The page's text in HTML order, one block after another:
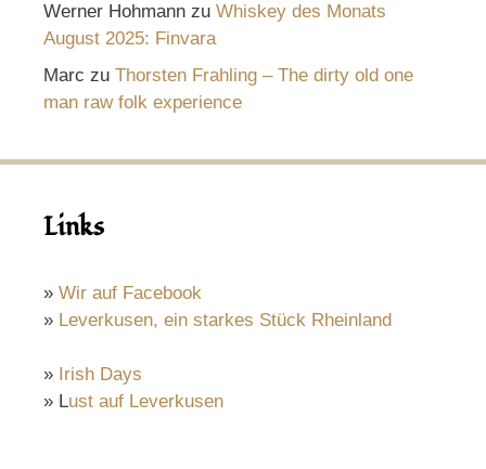
Werner Hohmann zu Whiskey des Monats
August 2025: Finvara
Marc zu Thorsten Frahling – The dirty old one
man raw folk experience
Links
» Wir auf Facebook
» Leverkusen, ein starkes Stück Rheinland
» Irish Days
» Lust auf Leverkusen